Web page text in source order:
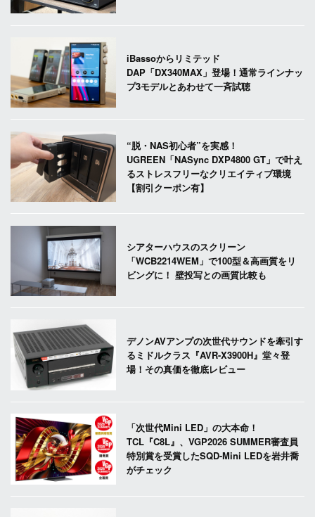
iBassoからリミテッド
DAP「DX340MAX」登場！通常ラインナッ
プ3モデルとあわせて一斉試聴
“脱・NAS初心者”を実感！
UGREEN「NASync DXP4800 GT」で叶え
るストレスフリーなクリエイティブ環境
【割引クーポン有】
シアターハウスのスクリーン
「WCB2214WEM」で100型＆高画質をリ
ビングに！ 壁投写との画質比較も
デノンAVアンプの次世代サウンドを牽引す
るミドルクラス『AVR-X3900H』堂々登
場！その真価を徹底レビュー
「次世代Mini LED」の大本命！
TCL『C8L』、VGP2026 SUMMER審査員
特別賞を受賞したSQD-Mini LEDを岩井喬
がチェック